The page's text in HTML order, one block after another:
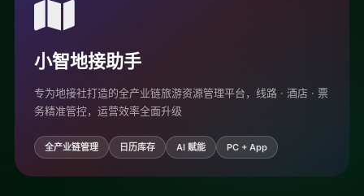
小智地接助手
专为地接社打造的全产业链旅游资源管理平台，线路 · 酒店 · 票
务精准管控，运营效率全面升级
全产业链管理 日历库存 AI 赋能 PC + App